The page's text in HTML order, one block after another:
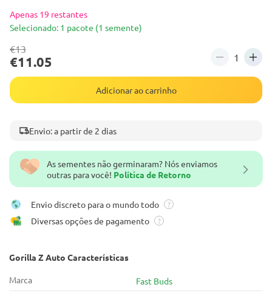
As sementes não germinaram? Nós enviamos
outras para você! Política de Retorno
Envio discreto para o mundo todo ?
Diversas opções de pagamento ?
Gorilla Z Auto Características
Marca
Fast Buds
Apenas 19 restantes
Selecionado: 1 pacote (1 semente)
€13
€11.05
Adicionar ao carrinho
Envio: a partir de 2 dias